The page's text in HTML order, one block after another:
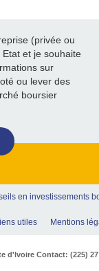
(privée ou
et je souhaite
sur
ou lever des
boursier
en investissements
utiles Mentions
d'Ivoire Contact: (225) 27